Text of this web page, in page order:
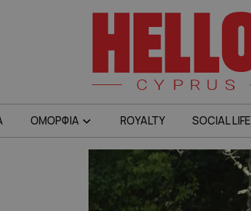
ΟΜΟΡΦΙΑ ROYALTY SOCIAL LIFE